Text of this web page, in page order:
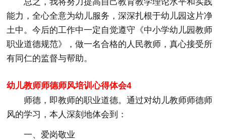
能力，全心全意为幼儿服务，深深扎根于幼儿园这片净
土中。今后的工作中一定自觉遵守《中小学幼儿园教师
职业道德规范》，做一名合格的人民教师，真心接受所
有同仁的监督与帮助。
幼儿教师师德师风培训心得体会4
师德，即教师的职业道德。通过对幼儿教师师德师
风的学习，本人深刻地体会到：
一、爱岗敬业